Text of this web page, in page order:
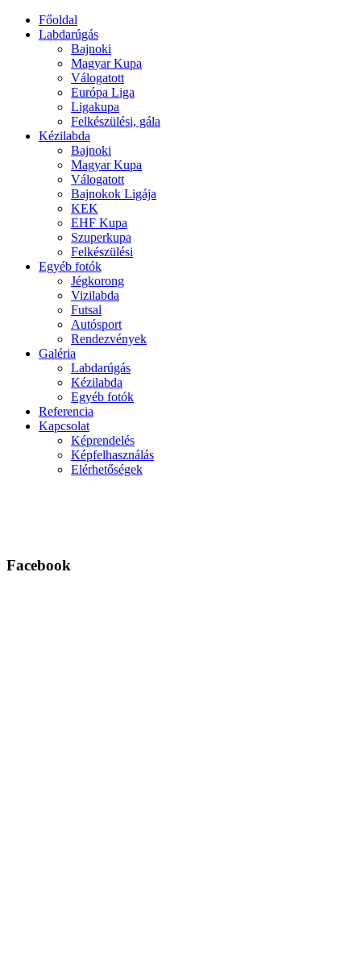
Főoldal
Labdarúgás
Bajnoki
Magyar Kupa
Válogatott
Európa Liga
Ligakupa
Felkészülési, gála
Kézilabda
Bajnoki
Magyar Kupa
Válogatott
Bajnokok Ligája
KEK
EHF Kupa
Szuperkupa
Felkészülési
Egyéb fotók
Jégkorong
Vizilabda
Futsal
Autósport
Rendezvények
Galéria
Labdarúgás
Kézilabda
Egyéb fotók
Referencia
Kapcsolat
Képrendelés
Képfelhasználás
Elérhetőségek
Facebook